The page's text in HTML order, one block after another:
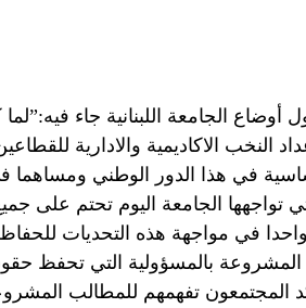
الجامعة اللبنانية جاء فيه:”لما
الاكاديمية والادارية
في هذا الدور الوطني
الجامعة اليوم تحتم على جميع
واحدا في مواجهة هذه التحديات
بالمسؤولية التي تحفظ
المجتمعون تفهمهم للمطالب